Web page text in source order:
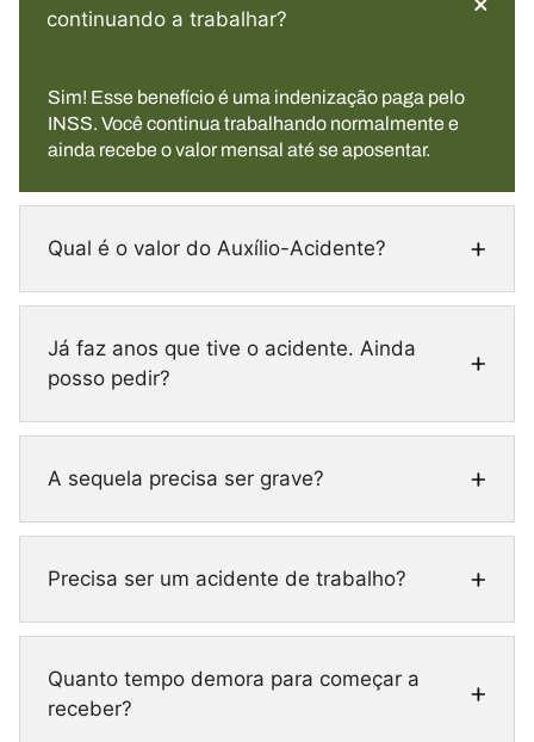
continuando a trabalhar?
Sim! Esse benefício é uma indenização paga pelo
INSS. Você continua trabalhando normalmente e
ainda recebe o valor mensal até se aposentar.
Qual é o valor do Auxílio-Acidente?
Já faz anos que tive o acidente. Ainda
posso pedir?
A sequela precisa ser grave?
Precisa ser um acidente de trabalho?
Quanto tempo demora para começar a
receber?